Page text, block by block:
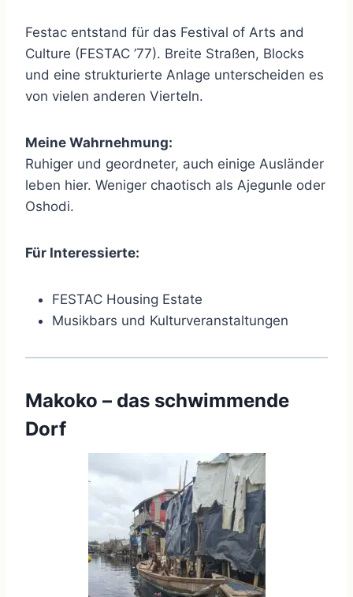
Festac entstand für das Festival of Arts and
Culture (FESTAC ’77). Breite Straßen, Blocks
und eine strukturierte Anlage unterscheiden es
von vielen anderen Vierteln.
Meine Wahrnehmung:
Ruhiger und geordneter, auch einige Ausländer
leben hier. Weniger chaotisch als Ajegunle oder
Oshodi.
Für Interessierte:
FESTAC Housing Estate
Musikbars und Kulturveranstaltungen
Makoko – das schwimmende
Dorf